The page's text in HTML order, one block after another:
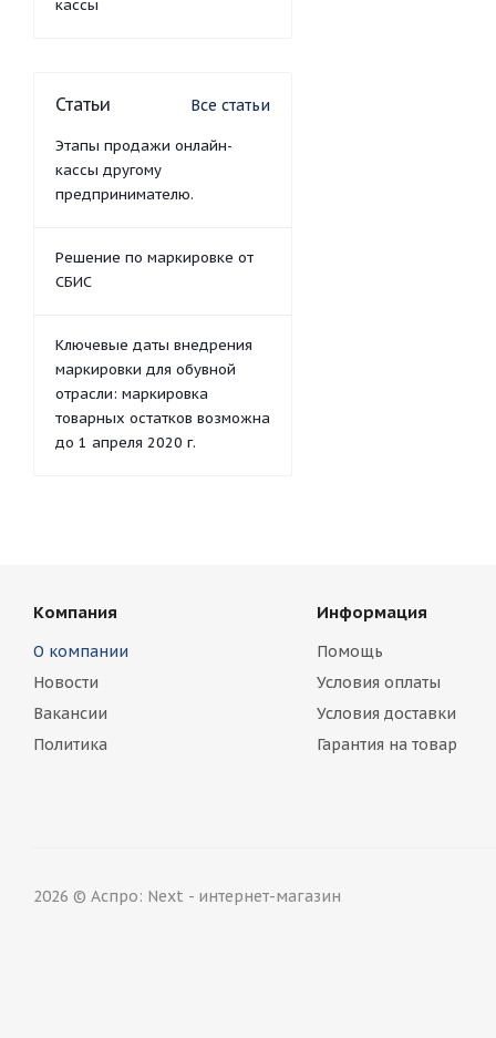
кассы
Статьи Все статьи
Этапы продажи онлайн-
кассы другому
предпринимателю.
Решение по маркировке от
СБИС
Ключевые даты внедрения
маркировки для обувной
отрасли: маркировка
товарных остатков возможна
до 1 апреля 2020 г.
Компания
О компании
Новости
Вакансии
Политика
Информация
Помощь
Условия оплаты
Условия доставки
Гарантия на товар
2026 © Аспро: Next - интернет-магазин